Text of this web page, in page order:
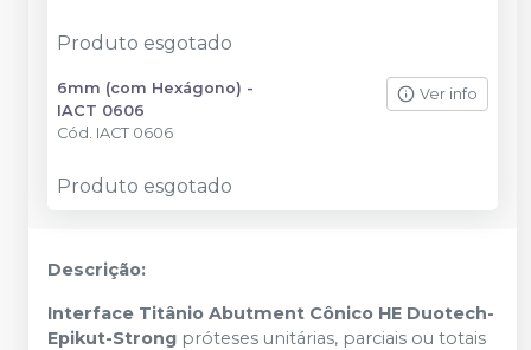
Produto esgotado
6mm (com Hexágono) -
IACT 0606
Cód. IACT 0606
Ver info
Produto esgotado
Descrição:
Interface Titânio Abutment Cônico HE Duotech-
Epikut-Strong próteses unitárias, parciais ou totais